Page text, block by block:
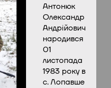
Антонюк
Олександр
Андрійович
народився
01
листопада
1983 року в
с. Лопавше